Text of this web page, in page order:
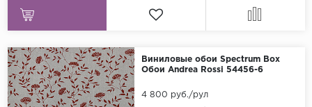
Виниловые обои Spectrum Box
Обои Andrea Rossi 54456-6
4 800 руб./рул